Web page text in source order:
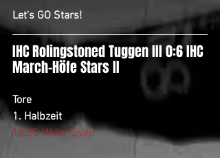
Let's GO Stars!
IHC Rolingstoned Tuggen III 0:6 IHC
March-Höfe Stars II
Tore
1. Halbzeit
15:30 Wyler Sven